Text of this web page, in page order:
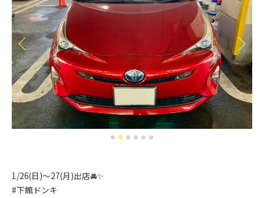
1/26(日)〜27(月)出店🚘✨️
#下館ドンキ